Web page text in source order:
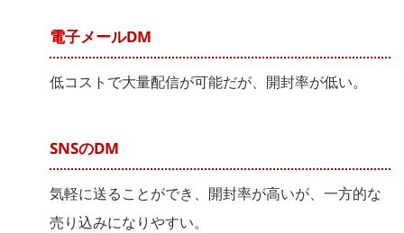
電子メールDM
低コストで大量配信が可能だが、開封率が低い。
SNSのDM
気軽に送ることができ、開封率が高いが、一方的な
売り込みになりやすい。